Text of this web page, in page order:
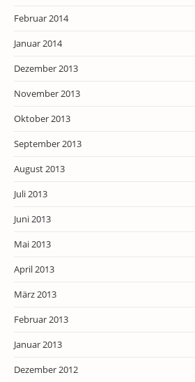
Februar 2014
Januar 2014
Dezember 2013
November 2013
Oktober 2013
September 2013
August 2013
Juli 2013
Juni 2013
Mai 2013
April 2013
März 2013
Februar 2013
Januar 2013
Dezember 2012